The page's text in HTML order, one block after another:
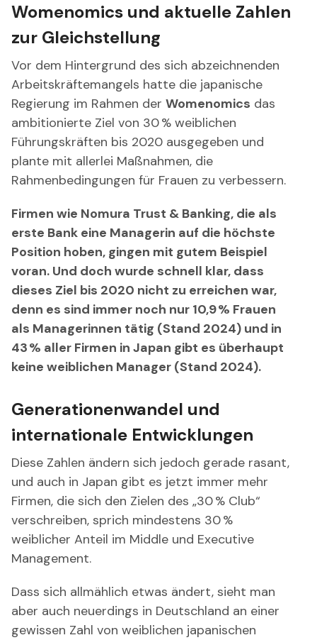
Womenomics und aktuelle Zahlen
zur Gleichstellung
Vor dem Hintergrund des sich abzeichnenden
Arbeitskräftemangels hatte die japanische
Regierung im Rahmen der Womenomics das
ambitionierte Ziel von 30 % weiblichen
Führungskräften bis 2020 ausgegeben und
plante mit allerlei Maßnahmen, die
Rahmenbedingungen für Frauen zu verbessern.
Firmen wie Nomura Trust & Banking, die als
erste Bank eine Managerin auf die höchste
Position hoben, gingen mit gutem Beispiel
voran. Und doch wurde schnell klar, dass
dieses Ziel bis 2020 nicht zu erreichen war,
denn es sind immer noch nur 10,9 % Frauen
als Managerinnen tätig (Stand 2024) und in
43 % aller Firmen in Japan gibt es überhaupt
keine weiblichen Manager (Stand 2024).
Generationenwandel und
internationale Entwicklungen
Diese Zahlen ändern sich jedoch gerade rasant,
und auch in Japan gibt es jetzt immer mehr
Firmen, die sich den Zielen des „30 % Club“
verschreiben, sprich mindestens 30 %
weiblicher Anteil im Middle und Executive
Management.
Dass sich allmählich etwas ändert, sieht man
aber auch neuerdings in Deutschland an einer
gewissen Zahl von weiblichen japanischen